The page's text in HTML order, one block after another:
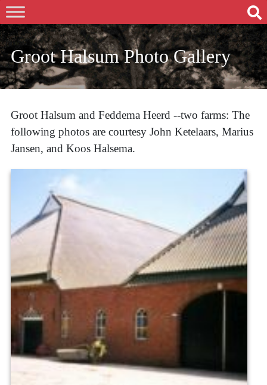
Groot Halsum Photo Gallery
Groot Halsum and Feddema Heerd --two farms: The
following photos are courtesy John Ketelaars, Marius
Jansen, and Koos Halsema.